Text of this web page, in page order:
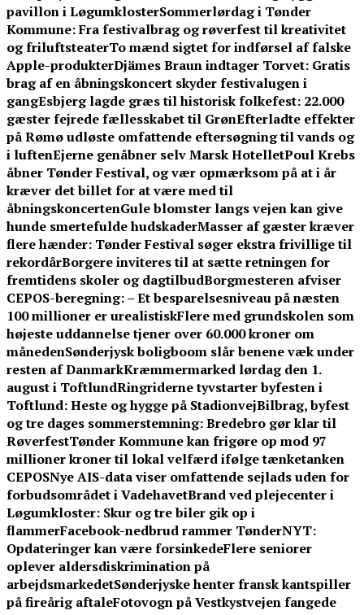
pavillon i LøgumklosterSommerlørdag i Tønder
Kommune: Fra festivalbrag og røverfest til kreativitet
og friluftsteaterTo mænd sigtet for indførsel af falske
Apple-produkterDjämes Braun indtager Torvet: Gratis
brag af en åbningskoncert skyder festivalugen i
gangEsbjerg lagde græs til historisk folkefest: 22.000
gæster fejrede fællesskabet til GrønEfterladte effekter
på Rømø udløste omfattende eftersøgning til vands og
i luftenEjerne genåbner selv Marsk HotelletPoul Krebs
åbner Tønder Festival, og vær opmærksom på at i år
kræver det billet for at være med til
åbningskoncertenGule blomster langs vejen kan give
hunde smertefulde hudskaderMasser af gæster kræver
flere hænder: Tønder Festival søger ekstra frivillige til
rekordårBorgere inviteres til at sætte retningen for
fremtidens skoler og dagtilbudBorgmesteren afviser
CEPOS-beregning: – Et besparelsesniveau på næsten
100 millioner er urealistiskFlere med grundskolen som
højeste uddannelse tjener over 60.000 kroner om
månedenSønderjysk boligboom slår benene væk under
resten af DanmarkKræmmermarked lørdag den 1.
august i ToftlundRingriderne tyvstarter byfesten i
Toftlund: Heste og hygge på StadionvejBilbrag, byfest
og tre dages sommerstemning: Bredebro gør klar til
RøverfestTønder Kommune kan frigøre op mod 97
millioner kroner til lokal velfærd ifølge tænketanken
CEPOSNye AIS-data viser omfattende sejlads uden for
forbudsområdet i VadehavetBrand ved plejecenter i
Løgumkloster: Skur og tre biler gik op i
flammerFacebook-nedbrud rammer TønderNYT:
Opdateringer kan være forsinkedeFlere seniorer
oplever aldersdiskrimination på
arbejdsmarkedetSønderjyske henter fransk kantspiller
på fireårig aftaleFotovogn på Vestkystvejen fangede